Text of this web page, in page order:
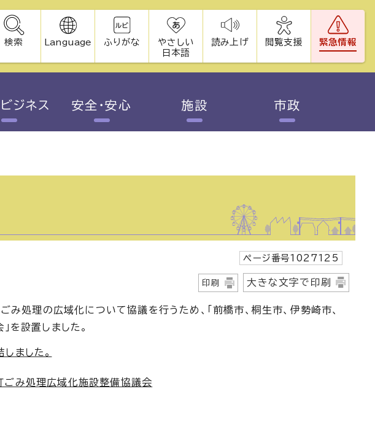
検索 Language ふりがな
やさしい
日本語
読み上げ 閲覧支援 緊急情報
ジネス 安全・安心 施設 市政
ページ番号1027125
印刷 大きな文字で印刷
み処理の広域化について協議を行うため、「前橋市、桐生市、伊勢崎市、
を設置しました。
ました。
ごみ処理広域化施設整備協議会